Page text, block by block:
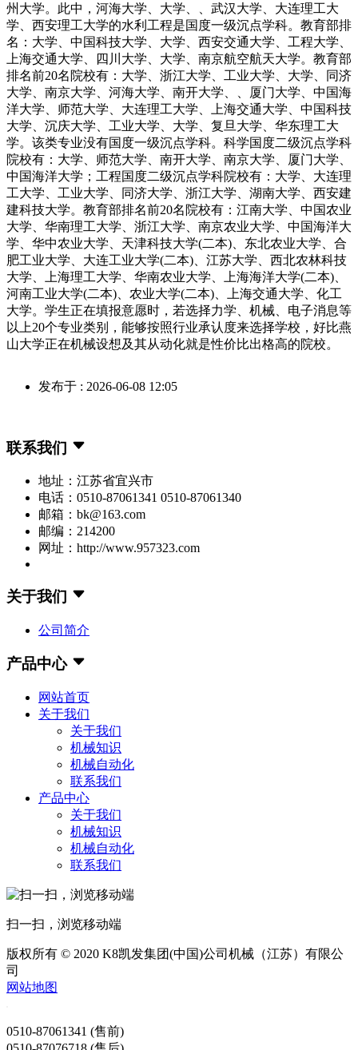
州大学。此中，河海大学、大学、、武汉大学、大连理工大
学、西安理工大学的水利工程是国度一级沉点学科。教育部排
名：大学、中国科技大学、大学、西安交通大学、工程大学、
上海交通大学、四川大学、大学、南京航空航天大学。教育部
排名前20名院校有：大学、浙江大学、工业大学、大学、同济
大学、南京大学、河海大学、南开大学、、厦门大学、中国海
洋大学、师范大学、大连理工大学、上海交通大学、中国科技
大学、沉庆大学、工业大学、大学、复旦大学、华东理工大
学。该类专业没有国度一级沉点学科。科学国度二级沉点学科
院校有：大学、师范大学、南开大学、南京大学、厦门大学、
中国海洋大学；工程国度二级沉点学科院校有：大学、大连理
工大学、工业大学、同济大学、浙江大学、湖南大学、西安建
建科技大学。教育部排名前20名院校有：江南大学、中国农业
大学、华南理工大学、浙江大学、南京农业大学、中国海洋大
学、华中农业大学、天津科技大学(二本)、东北农业大学、合
肥工业大学、大连工业大学(二本)、江苏大学、西北农林科技
大学、上海理工大学、华南农业大学、上海海洋大学(二本)、
河南工业大学(二本)、农业大学(二本)、上海交通大学、化工
大学。学生正在填报意愿时，若选择力学、机械、电子消息等
以上20个专业类别，能够按照行业承认度来选择学校，好比燕
山大学正在机械设想及其从动化就是性价比出格高的院校。
发布于 : 2026-06-08 12:05
联系我们
地址：江苏省宜兴市
电话：0510-87061341 0510-87061340
邮箱：bk@163.com
邮编：214200
网址：http://www.957323.com
关于我们
公司简介
产品中心
网站首页
关于我们
关于我们
机械知识
机械自动化
联系我们
产品中心
关于我们
机械知识
机械自动化
联系我们
扫一扫，浏览移动端
版权所有 © 2020 K8凯发集团(中国)公司机械（江苏）有限公
司
网站地图
0510-87061341 (售前)